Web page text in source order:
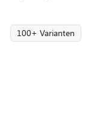
100+ Varianten